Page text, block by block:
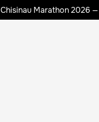
Marathon 2026